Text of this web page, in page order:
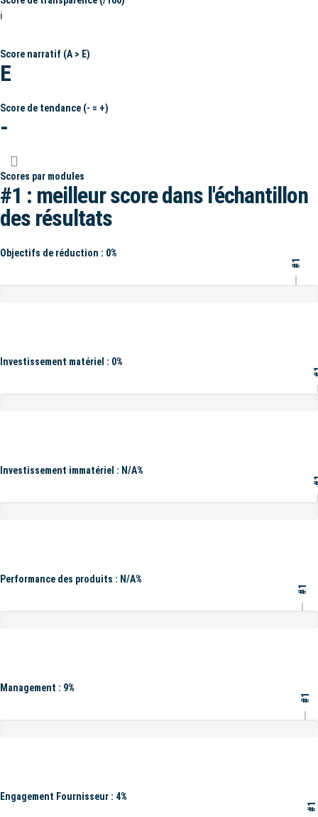
ℹ️
Score narratif (A > E)
E
Score de tendance (- = +)
-
Scores par modules
#1 : meilleur score dans l'échantillon
des résultats
Objectifs de réduction : 0%
#1
Investissement matériel : 0%
Investissement immatériel : N/A%
Performance des produits : N/A%
#1
Management : 9%
#1
Engagement Fournisseur : 4%
#1